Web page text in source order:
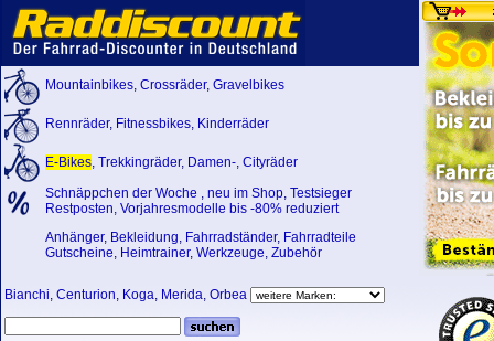
Mountainbikes, Crossräder, Gravelbikes
Rennräder, Fitnessbikes, Kinderräder
E-Bikes, Trekkingräder, Damen-, Cityräder
Schnäppchen der Woche , neu im Shop, Testsieger
Restposten, Vorjahresmodelle bis -80% reduziert
Anhänger, Bekleidung, Fahrradständer, Fahrradteile
Gutscheine, Heimtrainer, Werkzeuge, Zubehör
Bianchi, Centurion, Koga, Merida, Orbea